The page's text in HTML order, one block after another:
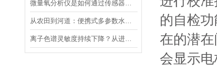
的自检
在的潜
会显示